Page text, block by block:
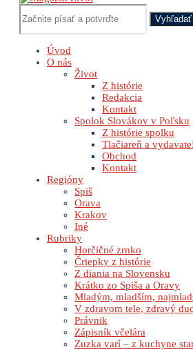
Vyhľadať
Úvod
O nás
Život
Z histórie
Redakcia
Kontakt
Spolok Slovákov v Poľsku
Z histórie spolku
Tlačiareň a
Obchod
Kontakt
Regióny
Spiš
Orava
Krakov
Iné
Rubriky
Horčičné zrnko
Čriepky z histórie
Z diania na Slovensku
Krátko zo Spiša a Oravy
Mladým, mladším,
V zdravom tele, zdravý
Právnik
Zápisník včelára
Zuzka varí – z kuchyne